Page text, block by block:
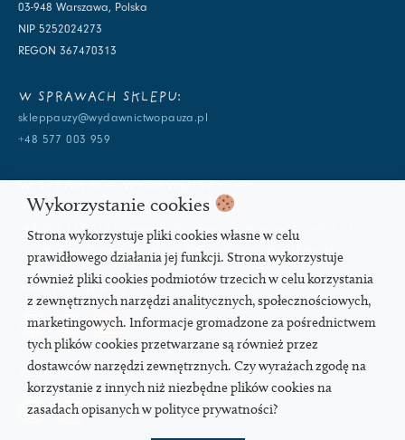
03-948 Warszawa, Polska
NIP 5252024273
REGON 367470313
W SPRAWACH SKLEPU:
skleppauzy@wydawnictwopauza.pl
+48 577 003 959
info@wydawnictwopauza.pl
+48 501 177 119 (czynny w dni powszednie w godzinach 11-15,
proszę o wysłanie wiadomości SMS, gdybym nie odbierała)
SOCIAL MEDIA
PODCAST
Wykorzystanie cookies
Strona wykorzystuje pliki cookies własne w celu
prawidłowego działania jej funkcji. Strona wykorzystuje
również pliki cookies podmiotów trzecich w celu korzystania
z zewnętrznych narzędzi analitycznych, społecznościowych,
marketingowych. Informacje gromadzone za pośrednictwem
tych plików cookies przetwarzane są również przez
dostawców narzędzi zewnętrznych. Czy wyrażach zgodę na
korzystanie z innych niż niezbędne plików cookies na
zasadach opisanych w polityce prywatności?